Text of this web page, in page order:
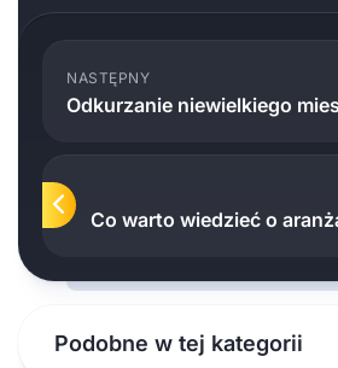
NASTĘPNY
Odkurzanie niewielkiego
Co warto wiedzieć o
Podobne w tej kategorii